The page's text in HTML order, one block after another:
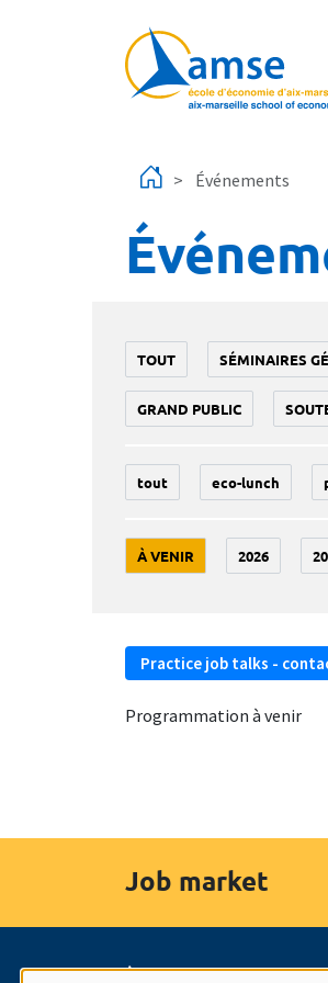
Événements
TOUT SÉMINAIRES
GRAND PUBLIC
tout eco-lunch
À VENIR 2026
Practice job talks -
Programmation à venir
Job market
À propos Nos